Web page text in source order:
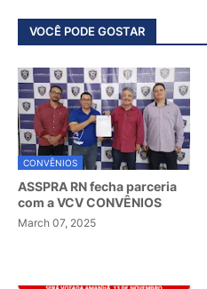
VOCÊ PODE GOSTAR
CONVÊNIOS
ASSPRA RN fecha parceria
com a VCV CONVÊNIOS
March 07, 2025